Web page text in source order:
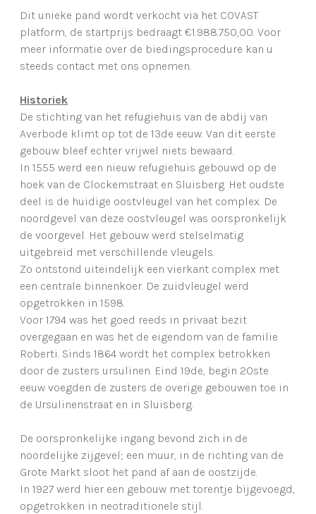
Dit unieke pand wordt verkocht via het COVAST
platform, de startprijs bedraagt €1.988.750,00. Voor
meer informatie over de biedingsprocedure kan u
steeds contact met ons opnemen.
Historiek
De stichting van het refugiehuis van de abdij van
Averbode klimt op tot de 13de eeuw. Van dit eerste
gebouw bleef echter vrijwel niets bewaard.
In 1555 werd een nieuw refugiehuis gebouwd op de
hoek van de Clockemstraat en Sluisberg. Het oudste
deel is de huidige oostvleugel van het complex. De
noordgevel van deze oostvleugel was oorspronkelijk
de voorgevel. Het gebouw werd stelselmatig
uitgebreid met verschillende vleugels.
Zo ontstond uiteindelijk een vierkant complex met
een centrale binnenkoer. De zuidvleugel werd
opgetrokken in 1598.
Voor 1794 was het goed reeds in privaat bezit
overgegaan en was het de eigendom van de familie
Roberti. Sinds 1864 wordt het complex betrokken
door de zusters ursulinen. Eind 19de, begin 20ste
eeuw voegden de zusters de overige gebouwen toe in
de Ursulinenstraat en in Sluisberg.
De oorspronkelijke ingang bevond zich in de
noordelijke zijgevel; een muur, in de richting van de
Grote Markt sloot het pand af aan de oostzijde.
In 1927 werd hier een gebouw met torentje bijgevoegd,
opgetrokken in neotraditionele stijl.